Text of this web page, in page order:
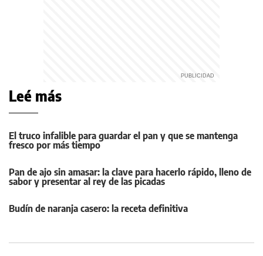
Leé más
El truco infalible para guardar el pan y que se mantenga
fresco por más tiempo
Pan de ajo sin amasar: la clave para hacerlo rápido, lleno de
sabor y presentar al rey de las picadas
Budín de naranja casero: la receta definitiva